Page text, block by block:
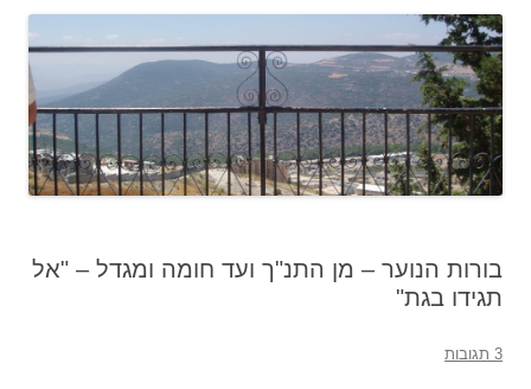
בורות הנוער – מן התנ"ך ועד חומה ומגדל – "אל
תגידו בגת"
3 תגובות